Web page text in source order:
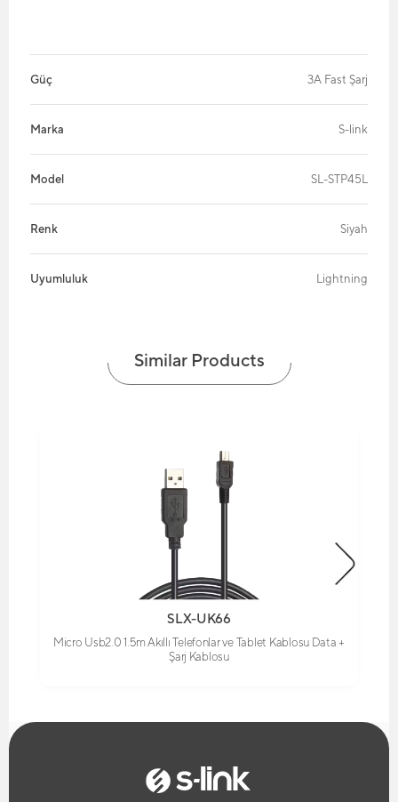
Güç 3A Fast Şarj
Marka S-link
Model SL-STP45L
Renk Siyah
Uyumluluk Lightning
Similar Products
SLX-UK66
Micro Usb2.0 1.5m Akıllı Telefonlar ve Tablet Kablosu Data +
Şarj Kablosu